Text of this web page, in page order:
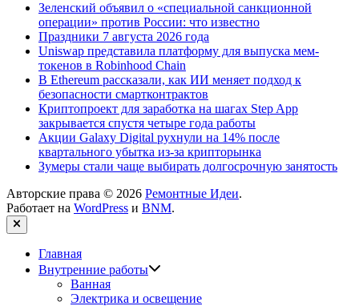
Зеленский объявил о «специальной санкционной
операции» против России: что известно
Праздники 7 августа 2026 года
Uniswap представила платформу для выпуска мем-
токенов в Robinhood Chain
В Ethereum рассказали, как ИИ меняет подход к
безопасности смартконтрактов
Криптопроект для заработка на шагах Step App
закрывается спустя четыре года работы
Акции Galaxy Digital рухнули на 14% после
квартального убытка из-за крипторынка
Зумеры стали чаще выбирать долгосрочную занятость
Авторские права © 2026 Ремонтные Идеи.
Работает на WordPress и BNM.
Закрыть
Главная
Внутренние работы
Ванная
Электрика и освещение